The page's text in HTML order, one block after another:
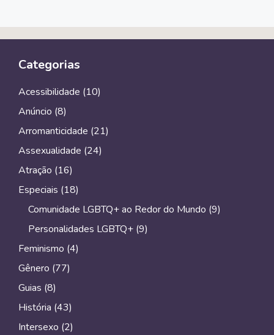
Categorias
Acessibilidade (10)
Anúncio (8)
Arromanticidade (21)
Assexualidade (24)
Atração (16)
Especiais (18)
Comunidade LGBTQ+ ao Redor do Mundo (9)
Personalidades LGBTQ+ (9)
Feminismo (4)
Gênero (77)
Guias (8)
História (43)
Intersexo (2)